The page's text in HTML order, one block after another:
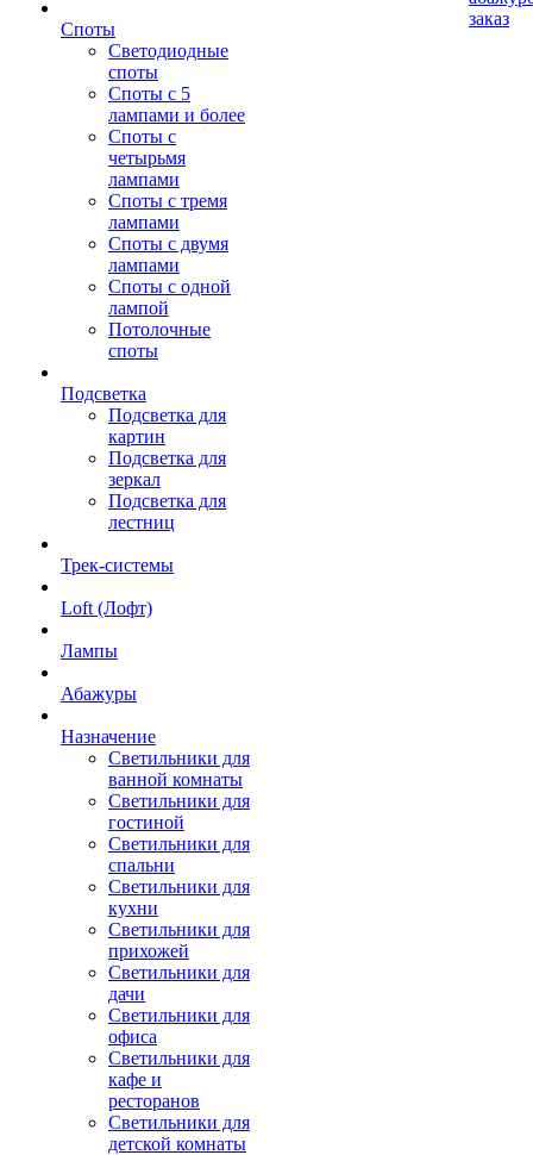
Споты
Светодиодные
споты
Споты с 5
лампами и более
Споты с
четырьмя
лампами
Споты с тремя
лампами
Споты с двумя
лампами
Споты с одной
лампой
Потолочные
споты
Подсветка
Подсветка для
картин
Подсветка для
зеркал
Подсветка для
лестниц
Трек-системы
Loft (Лофт)
Лампы
Абажуры
Назначение
Светильники для
ванной комнаты
Светильники для
гостиной
Светильники для
спальни
Светильники для
кухни
Светильники для
прихожей
Светильники для
дачи
Светильники для
офиса
Светильники для
кафе и
ресторанов
Светильники для
детской комнаты
заказ